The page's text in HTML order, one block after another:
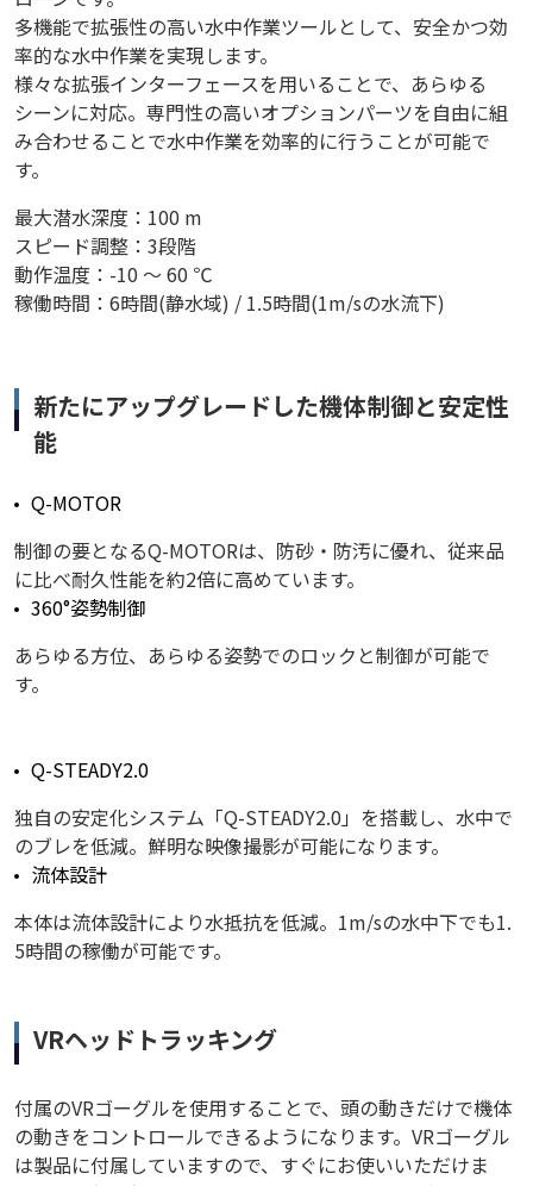
多機能で拡張性の高い水中作業ツールとして、安全かつ効
率的な水中作業を実現します。
様々な拡張インターフェースを用いることで、あらゆる
シーンに対応。専門性の高いオプションパーツを自由に組
み合わせることで水中作業を効率的に行うことが可能で
す。
最大潜水深度：100 m
スピード調整：3段階
動作温度：-10 ～ 60 ℃
稼働時間：6時間(静水域) / 1.5時間(1m/sの水流下)
新たにアップグレードした機体制御と安定性
能
Q-MOTOR
制御の要となるQ-MOTORは、防砂・防汚に優れ、従来品
に比べ耐久性能を約2倍に高めています。
360°姿勢制御
あらゆる方位、あらゆる姿勢でのロックと制御が可能で
す。
Q-STEADY2.0
独自の安定化システム「Q-STEADY2.0」を搭載し、水中で
のブレを低減。鮮明な映像撮影が可能になります。
流体設計
本体は流体設計により水抵抗を低減。1m/sの水中下でも1.
5時間の稼働が可能です。
VRヘッドトラッキング
付属のVRゴーグルを使用することで、頭の動きだけで機体
の動きをコントロールできるようになります。VRゴーグル
は製品に付属していますので、すぐにお使いいただけま